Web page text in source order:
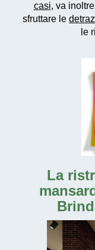
casi, va
sfruttare le
le
La